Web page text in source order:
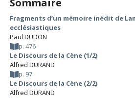
Sommaire
Fragments d’un mémoire inédit de
ecclésiastiques
Paul DUDON
p. 476
Le Discours de la Cène (1/2)
Alfred DURAND
p. 97
Le Discours de la Cène (2/2)
Alfred DURAND